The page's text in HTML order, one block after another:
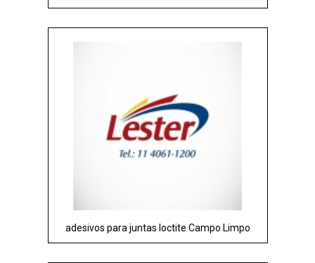
adesivos para juntas loctite Campo Limpo